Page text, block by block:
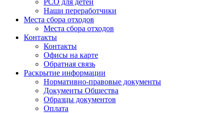
РСО для детей
Наши переработчики
Места сбора отходов
Места сбора отходов
Контакты
Контакты
Офисы на карте
Обратная связь
Раскрытие информации
Нормативно-правовые документы
Документы Общества
Образцы документов
Оплата